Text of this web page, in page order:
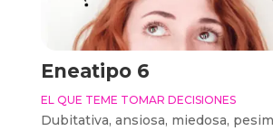
Eneatipo 6
EL QUE TEME TOMAR DECISIONES
Dubitativa, ansiosa, miedosa,